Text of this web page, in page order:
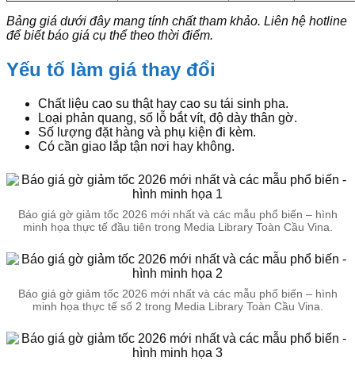
Bảng giá dưới đây mang tính chất tham khảo. Liên hệ hotline
để biết báo giá cụ thể theo thời điểm.
Yếu tố làm giá thay đổi
Chất liệu cao su thật hay cao su tái sinh pha.
Loại phản quang, số lỗ bắt vít, độ dày thân gờ.
Số lượng đặt hàng và phụ kiện đi kèm.
Có cần giao lắp tận nơi hay không.
Báo giá gờ giảm tốc 2026 mới nhất và các mẫu phổ biến – hình
minh họa thực tế đầu tiên trong Media Library Toàn Cầu Vina.
Báo giá gờ giảm tốc 2026 mới nhất và các mẫu phổ biến – hình
minh họa thực tế số 2 trong Media Library Toàn Cầu Vina.